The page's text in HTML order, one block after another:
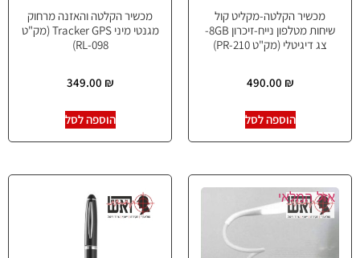
מכשיר הקלטה-מקליט קול
שיחות מטלפון נייח-זיכרון 8GB-
צג דיגיטלי (מק"ט PR-210)
490.00 ₪
הוספה לסל
מכשיר הקלטה והאזנה מרחוק
מגנטי מיני Tracker GPS (מק"ט
098-RL)
349.00 ₪
הוספה לסל
אזל המלאי